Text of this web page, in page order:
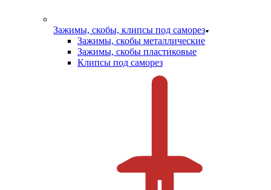
Зажимы, скобы, клипсы под саморез
Зажимы, скобы металлические
Зажимы, скобы пластиковые
Клипсы под саморез